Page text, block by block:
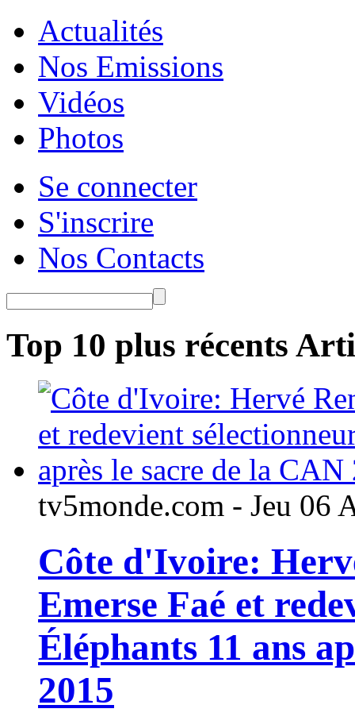
Actualités
Nos Emissions
Vidéos
Photos
Se connecter
S'inscrire
Nos Contacts
Top 10 plus récents
tv5monde.com - Jeu 06
Côte d'Ivoire:
Emerse Faé et
Éléphants 11 ans
2015